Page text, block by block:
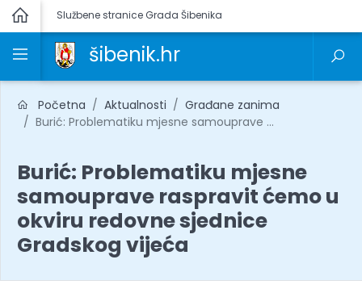
Službene stranice Grada Šibenika
šibenik.hr
Početna Aktualnosti
Građane zanima
Burić: Problematiku mjesne samouprave ...
Burić: Problematiku mjesne
samouprave raspravit ćemo u
okviru redovne sjednice
Gradskog vijeća